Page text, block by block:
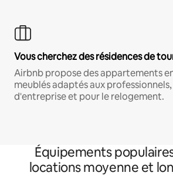
Vous cherchez des résidences de
Airbnb propose des appartements
meublés adaptés aux
d'entreprise et pour le relogement.
Équipements
locations moyenne et